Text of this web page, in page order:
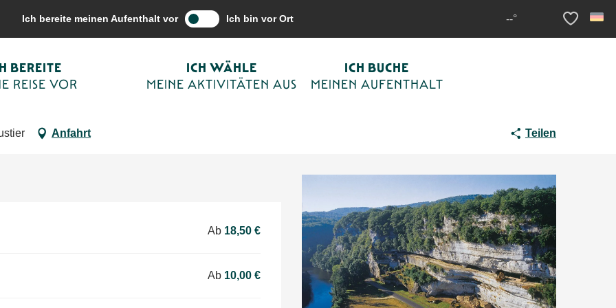
Ich bereite meinen Aufenthalt vor Ich bin vor Ort
--°
Voir les
BEREITE
REISE VOR
ICH WÄHLE
MEINE AKTIVITÄTEN AUS
ICH BUCHE
MEINEN AUFENTHALT
aus Terminkalender von Sarlat La Roche enchantée à la Roque Saint-Christophe
Christophe
Anfahrt Teilen
Ab 18,50 €
Ab 10,00 €